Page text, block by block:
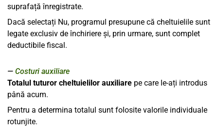
suprafață înregistrate.
Dacă selectați Nu, programul presupune că cheltuielile sunt
legate exclusiv de închiriere și, prin urmare, sunt complet
deductibile fiscal.
Costuri auxiliare
Totalul tuturor cheltuielilor auxiliare pe care le-ați introdus
până acum.
Pentru a determina totalul sunt folosite valorile individuale
rotunjite.